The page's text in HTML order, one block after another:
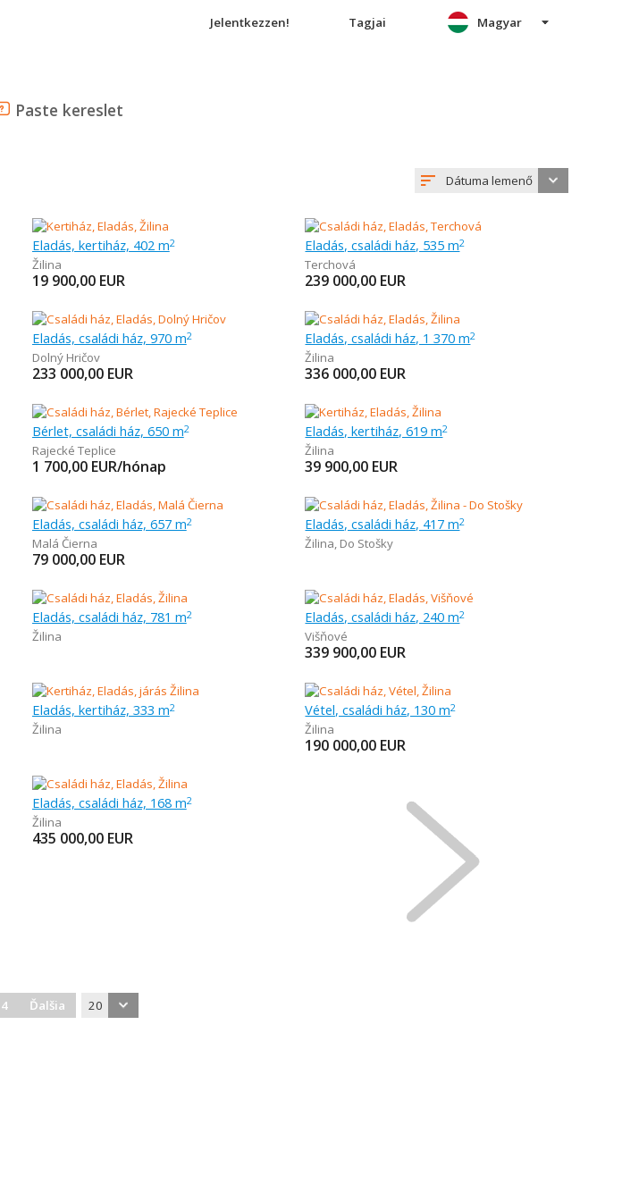
Jelentkezzen! Tagjai
Paste kereslet
Magyar
Dátuma lemenő
Eladás, kertiház, 402 m2
Žilina
19 900,00 EUR
Eladás, családi ház, 535 m2
Terchová
239 000,00 EUR
Eladás, családi ház, 970 m2
Dolný Hričov
233 000,00 EUR
Eladás, családi ház, 1 370 m2
Žilina
336 000,00 EUR
Bérlet, családi ház, 650 m2
Rajecké Teplice
1 700,00 EUR/hónap
Eladás, kertiház, 619 m2
Žilina
39 900,00 EUR
Eladás, családi ház, 657 m2
Malá Čierna
79 000,00 EUR
Eladás, családi ház, 417 m2
Žilina, Do Stošky
Eladás, családi ház, 781 m2
Žilina
Eladás, családi ház, 240 m2
Višňové
339 900,00 EUR
Eladás, kertiház, 333 m2
Žilina
Vétel, családi ház, 130 m2
Žilina
190 000,00 EUR
Eladás, családi ház, 168 m2
Žilina
435 000,00 EUR
4 Ďalšia 20